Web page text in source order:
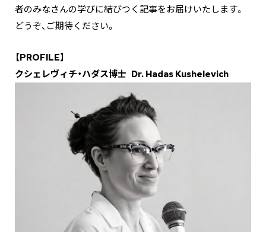
者のみなさんの学びに結びつく記事をお届けいたします。
どうぞ、ご期待ください。
【PROFILE】
クシェレヴィチ・ハダス博士 Dr. Hadas Kushelevich